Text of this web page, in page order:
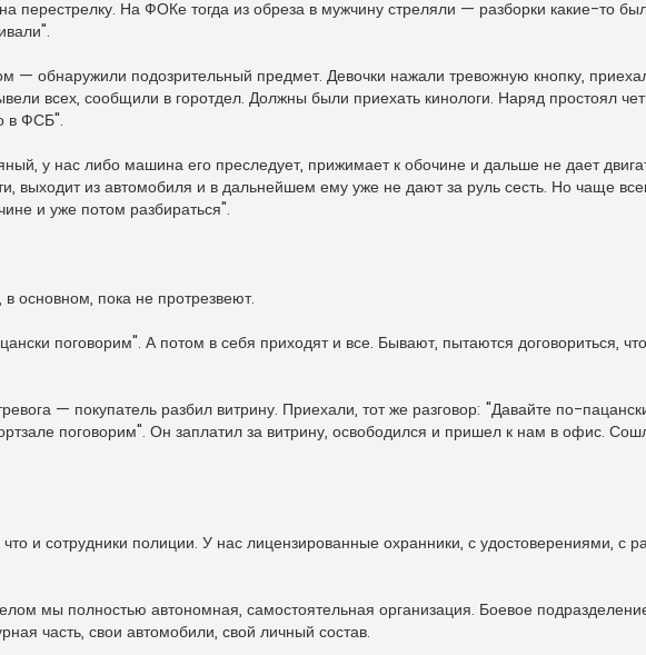
перестрелку. На ФОКе тогда из обреза в мужчину стреляли — разборки какие-то
— обнаружили подозрительный предмет. Девочки нажали тревожную кнопку,
всех, сообщили в горотдел. Должны были приехать кинологи. Наряд простоял
в ФСБ".
у нас либо машина его преследует, прижимает к обочине и дальше не дает
выходит из автомобиля и в дальнейшем ему уже не дают за руль сесть. Но чаще
и уже потом разбираться".
в основном, пока не протрезвеют.
поговорим". А потом в себя приходят и все. Бывают, пытаются договориться,
— покупатель разбил витрину. Приехали, тот же разговор: "Давайте по-
поговорим". Он заплатил за витрину, освободился и пришел к нам в офис.
и сотрудники полиции. У нас лицензированные охранники, с удостоверениями, с
мы полностью автономная, самостоятельная организация. Боевое подразделение
часть, свои автомобили, свой личный состав.